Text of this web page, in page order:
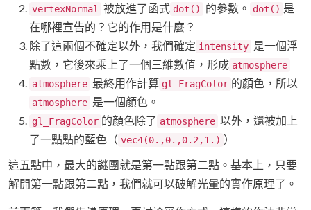
vertexNormal 被放進了函式 dot() 的參數。 dot() 是
在哪裡宣告的？它的作用是什麼？
除了這兩個不確定以外，我們確定 intensity 是一個浮
點數，它後來乘上了一個三維數值，形成 atmosphere
atmosphere 最終用作計算 gl_FragColor 的顏色，所以
atmosphere 是一個顏色。
gl_FragColor 的顏色除了 atmosphere 以外，還被加上
了一點點的藍色（ vec4(0.,0.,0.2,1.) ）
這五點中，最大的謎團就是第一點跟第二點。基本上，只要
解開第一點跟第二點，我們就可以破解光暈的實作原理了。